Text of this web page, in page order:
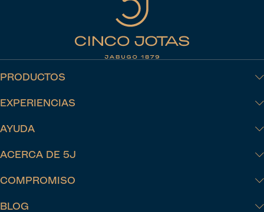
PRODUCTOS
EXPERIENCIAS
AYUDA
ACERCA DE 5J
COMPROMISO
BLOG